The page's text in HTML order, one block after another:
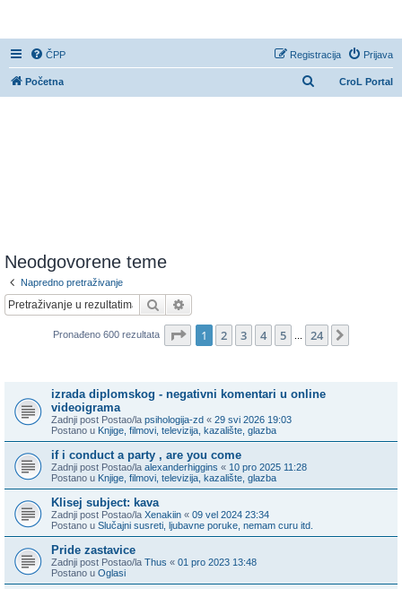
ČPP Prijava
Registracija
CroL Portal
Početna
Neodgovorene teme
Napredno pretraživanje
Pretražnik
Pronađeno 600 rezultata Stranica: 1/ 24.
1 2 3 4 5 24
izrada diplomskog - negativni komentari u online
videoigrama
Zadnji post Postao/la psihologija-zd « 29 svi 2026 19:03
Postano u Knjige, filmovi, televizija, kazalište, glazba
if i conduct a party , are you come
Zadnji post Postao/la alexanderhiggins « 10 pro 2025 11:28
Postano u Knjige, filmovi, televizija, kazalište, glazba
Klisej subject: kava
Zadnji post Postao/la Xenakiin « 09 vel 2024 23:34
Postano u Slučajni susreti, ljubavne poruke, nemam curu itd.
Pride zastavice
Zadnji post Postao/la Thus « 01 pro 2023 13:48
Postano u Oglasi